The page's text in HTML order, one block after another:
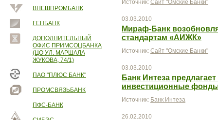
ВНЕШПРОМБАНК
ГЕНБАНК
ДОПОЛНИТЕЛЬНЫЙ
ОФИС ПРИМСОЦБАНКА
(ЦО УЛ. МАРШАЛА
ЖУКОВА, 74/1)
ПАО "ПЛЮС БАНК"
ПРОМСВЯЗЬБАНК
ПФС-БАНК
Источник: Сайт "Омские Банки"
03.03.2010
Мираф-Банк
стандартам «АИЖК»
Источник: Сайт "Омские Банки"
03.03.2010
Банк Интеза
инвестиционные
Источник: Банк Интеза
26.02.2010